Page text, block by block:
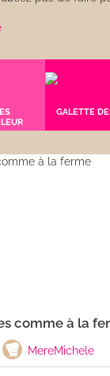
GALETTE
comme à la
MereMichele